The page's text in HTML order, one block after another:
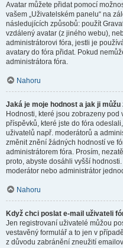
Avatar můžete přidat pomocí
vašem „Uživatelském panelu“ na
následujících způsobů: použít
vzdálený avatar (z jiného webu),
administrátorovi fóra, jestli je
avatary do fóra přidat. Pokud
administrátora fóra.
Nahoru
Jaká je moje hodnost a jak ji můžu
Hodnosti, které jsou zobrazeny
příspěvků, které jste do fóra
uživatelů např. moderátorů a
změnit znění žádných hodností ve
administrátorem fóra. Prosím,
proto, abyste dosáhli vyšší
moderátor nebo administrátor
Nahoru
Když chci poslat e-mail uživateli
Jen registrovaní uživatelé můžou
vestavěný formulář a to jen v
z důvodu zabránění zneužití